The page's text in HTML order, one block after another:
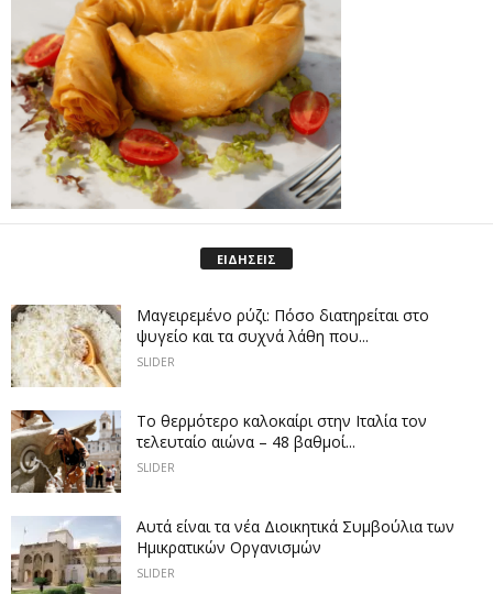
ΕΙΔΗΣΕΙΣ
Μαγειρεμένο ρύζι: Πόσο διατηρείται στο
ψυγείο και τα συχνά λάθη που...
SLIDER
Το θερμότερο καλοκαίρι στην Ιταλία τον
τελευταίο αιώνα – 48 βαθμοί...
SLIDER
Αυτά είναι τα νέα Διοικητικά Συμβούλια των
Ημικρατικών Οργανισμών
SLIDER